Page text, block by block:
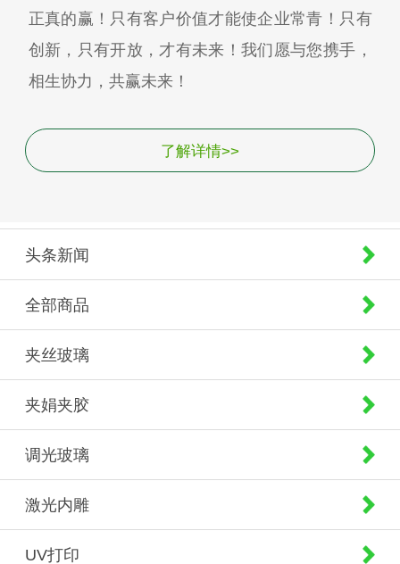
正真的赢！只有客户价值才能使企业常青！只有
创新，只有开放，才有未来！我们愿与您携手，
相生协力，共赢未来！
了解详情>>
头条新闻
全部商品
夹丝玻璃
夹娟夹胶
调光玻璃
激光内雕
UV打印